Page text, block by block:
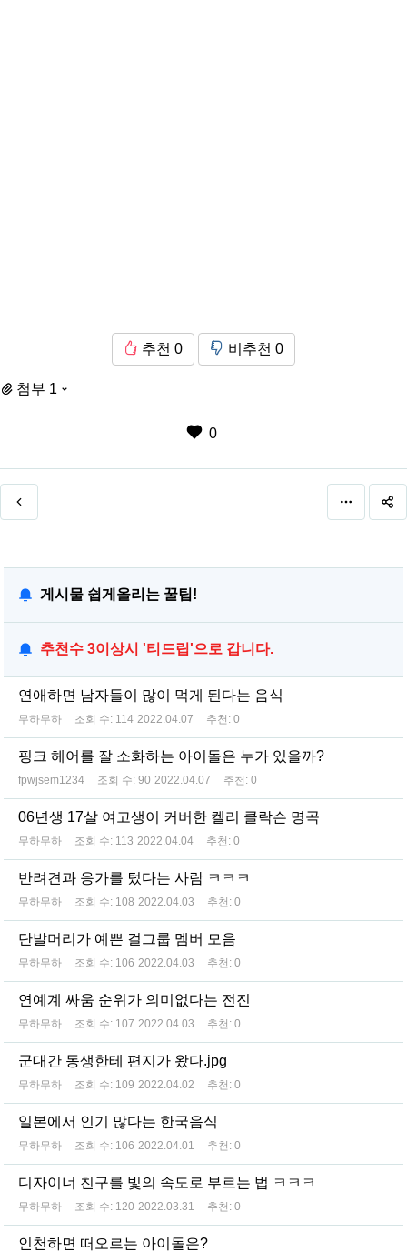
추천 0 비추천 0
첨부 1
0
게시물 쉽게올리는 꿀팁!
추천수 3이상시 '티드립'으로 갑니다.
연애하면 남자들이 많이 먹게 된다는 음식
무하무하 조회 수: 114 2022.04.07 추천: 0
핑크 헤어를 잘 소화하는 아이돌은 누가 있을까?
fpwjsem1234 조회 수: 90 2022.04.07 추천: 0
06년생 17살 여고생이 커버한 켈리 클락슨 명곡
무하무하 조회 수: 113 2022.04.04 추천: 0
반려견과 응가를 텄다는 사람 ㅋㅋㅋ
무하무하 조회 수: 108 2022.04.03 추천: 0
단발머리가 예쁜 걸그룹 멤버 모음
무하무하 조회 수: 106 2022.04.03 추천: 0
연예계 싸움 순위가 의미없다는 전진
무하무하 조회 수: 107 2022.04.03 추천: 0
군대간 동생한테 편지가 왔다.jpg
무하무하 조회 수: 109 2022.04.02 추천: 0
일본에서 인기 많다는 한국음식
무하무하 조회 수: 106 2022.04.01 추천: 0
디자이너 친구를 빛의 속도로 부르는 법 ㅋㅋㅋ
무하무하 조회 수: 120 2022.03.31 추천: 0
인천하면 떠오르는 아이돌은?